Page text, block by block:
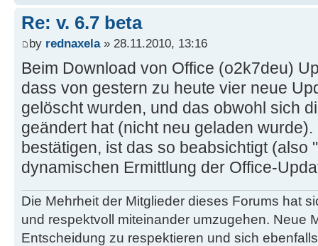
Re: v. 6.7 beta
by rednaxela» 28.11.2010, 13:16
Beim Download von Office (o2k7deu)
dass von gestern zu heute vier neue
gelöscht wurden, und das obwohl sich
geändert hat (nicht neu geladen
bestätigen, ist das so beabsichtigt (also
dynamischen Ermittlung der Office-
Die Mehrheit der Mitglieder dieses Forums hat
und respektvoll miteinander umzugehen. Neue
Entscheidung zu respektieren und sich